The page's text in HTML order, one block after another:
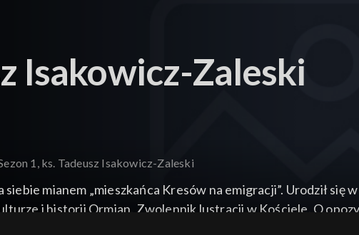
Isakowicz-Zaleski
1, ks. Tadeusz Isakowicz-Zaleski
mianem „mieszkańca Kresów na emigracji”. Urodził
i historii Ormian. Zwolennik lustracji w Kościele. O